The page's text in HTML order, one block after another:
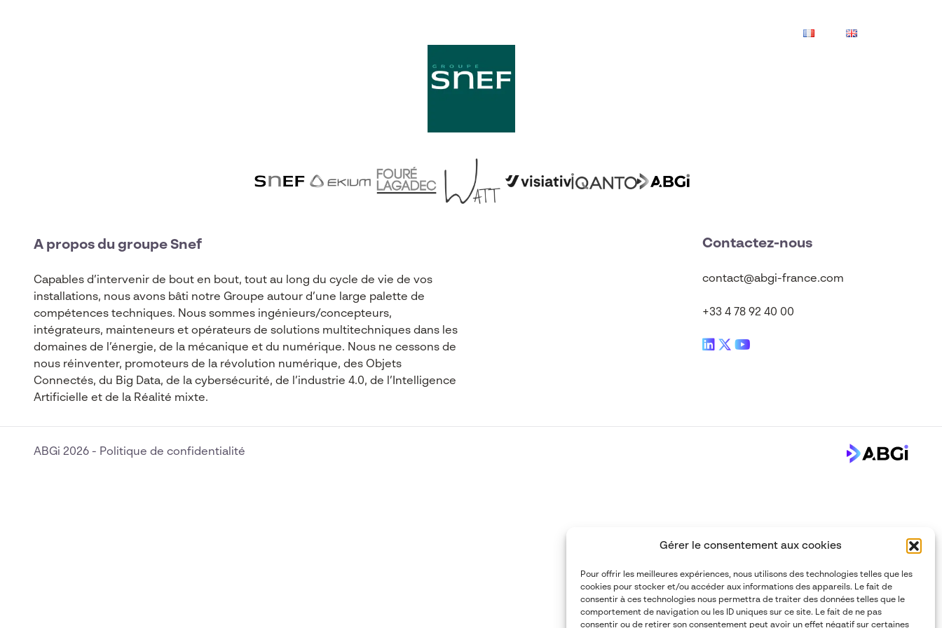
Gérer le consentement aux cookies
Pour offrir les meilleures expériences, nous utilisons des technologies telles que les
cookies pour stocker et/ou accéder aux informations des appareils. Le fait de
consentir à ces technologies nous permettra de traiter des données telles que le
comportement de navigation ou les ID uniques sur ce site. Le fait de ne pas
consentir ou de retirer son consentement peut avoir un effet négatif sur certaines
A propos du groupe Snef
Capables d’intervenir de bout en bout, tout au long du cycle de vie de vos
installations, nous avons bâti notre Groupe autour d’une large palette de
compétences techniques. Nous sommes ingénieurs/concepteurs,
intégrateurs, mainteneurs et opérateurs de solutions multitechniques dans les
domaines de l’énergie, de la mécanique et du numérique. Nous ne cessons de
nous réinventer, promoteurs de la révolution numérique, des Objets
Connectés, du Big Data, de la cybersécurité, de l’industrie 4.0, de l’Intelligence
Artificielle et de la Réalité mixte.
Contactez-nous
contact@abgi-france.com
+33 4 78 92 40 00
ABGi 2026 - Politique de confidentialité